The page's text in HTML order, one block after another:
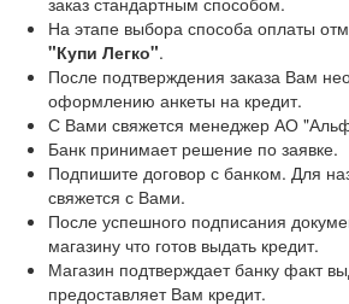
На этапе выбора способа оплаты
"Купи Легко".
После подтверждения заказа Вам
оформлению анкеты на кредит.
С Вами свяжется менеджер АО
Банк принимает решение по заявке.
Подпишите договор с банком. Для
свяжется с Вами.
После успешного подписания
магазину что готов выдать кредит.
Магазин подтверждает банку факт
предоставляет Вам кредит.